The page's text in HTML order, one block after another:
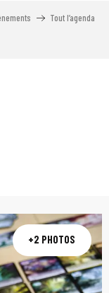
Tout l’agenda
+2 PHOTOS